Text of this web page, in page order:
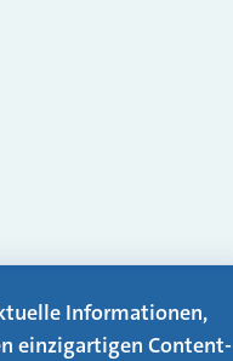
Informationen,
einzigartigen Content-